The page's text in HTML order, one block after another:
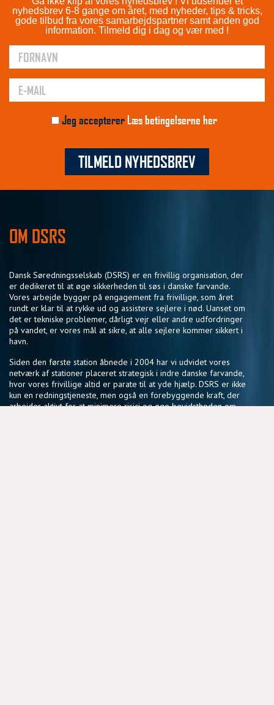
nyhedsbrev 6-8 gange om året, med nyheder, tips & tricks,
gode tilbud fra vores samarbejdspartner samt anden god
information. Tilmeld dig i dag og vær med !
Jeg acceptererLæs betingelserne her
TILMELD NYHEDSBREV
OM DSRS
Dansk Søredningsselskab (DSRS) er en frivillig organisation, der
er dedikeret til at øge sikkerheden til søs i danske farvande.
Vores arbejde bygger på engagement fra frivillige, som året
rundt er klar til at rykke ud og assistere sejlere i nød. Uanset om
det er tekniske problemer, dårligt vejr eller andre udfordringer
på vandet, er vores mål at sikre, at alle sejlere kommer sikkert i
havn.
Siden den første station åbnede i 2004 har vi udvidet vores
netværk af stationer placeret strategisk i indre danske farvande,
hvor vores frivillige altid er parate til at yde hjælp. DSRS er ikke
kun en redningstjeneste, men også en forebyggende kraft, der
arbejder aktivt for at minimere risici og øge bevidstheden om